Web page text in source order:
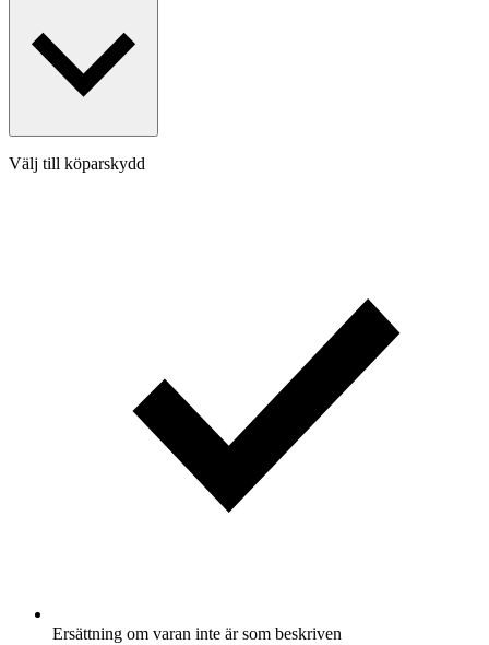
Välj till köparskydd
Ersättning om varan inte är som beskriven